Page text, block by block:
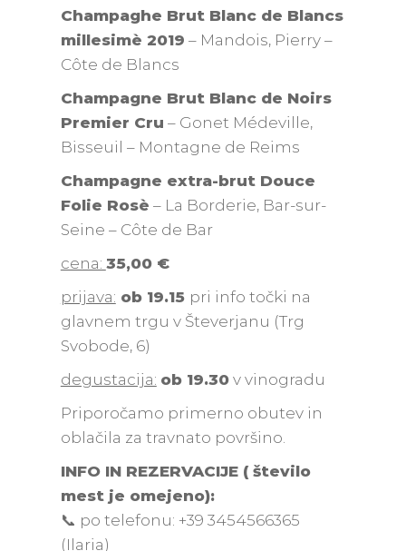
Champaghe Brut Blanc de Blancs
millesimè 2019 – Mandois, Pierry –
Côte de Blancs
Champagne Brut Blanc de Noirs
Premier Cru – Gonet Médeville,
Bisseuil – Montagne de Reims
Champagne extra-brut Douce
Folie Rosè – La Borderie, Bar-sur-
Seine – Côte de Bar
cena: 35,00 €
prijava: ob 19.15 pri info točki na
glavnem trgu v Števerjanu (Trg
Svobode, 6)
degustacija: ob 19.30v vinogradu
Priporočamo primerno obutev in
oblačila za travnato površino.
INFO IN REZERVACIJE ( število
mest je omejeno):
📞 po telefonu: +39 3454566365
(Ilaria)